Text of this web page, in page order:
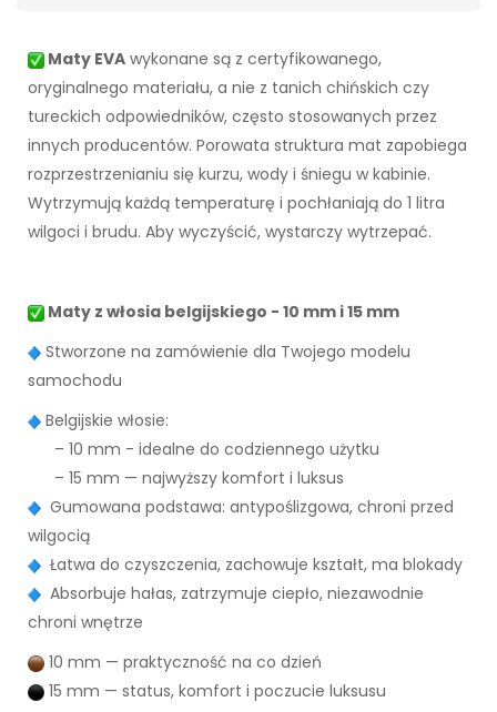
Maty EVA wykonane są z certyfikowanego,
oryginalnego materiału, a nie z tanich chińskich czy
tureckich odpowiedników, często stosowanych przez
innych producentów. Porowata struktura mat zapobiega
rozprzestrzenianiu się kurzu, wody i śniegu w kabinie.
Wytrzymują każdą temperaturę i pochłaniają do 1 litra
wilgoci i brudu. Aby wyczyścić, wystarczy wytrzepać.
Maty z włosia belgijskiego - 10 mm i 15 mm
Stworzone na zamówienie dla Twojego modelu
samochodu
Belgijskie włosie:
– 10 mm - idealne do codziennego użytku
– 15 mm — najwyższy komfort i luksus
Gumowana podstawa: antypoślizgowa, chroni przed
wilgocią
Łatwa do czyszczenia, zachowuje kształt, ma blokady
Absorbuje hałas, zatrzymuje ciepło, niezawodnie
chroni wnętrze
10 mm — praktyczność na co dzień
15 mm — status, komfort i poczucie luksusu